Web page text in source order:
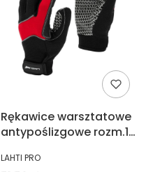
Rękawice warsztatowe
antypoślizgowe rozm.10
PRODUCENT
LAHTI PRO